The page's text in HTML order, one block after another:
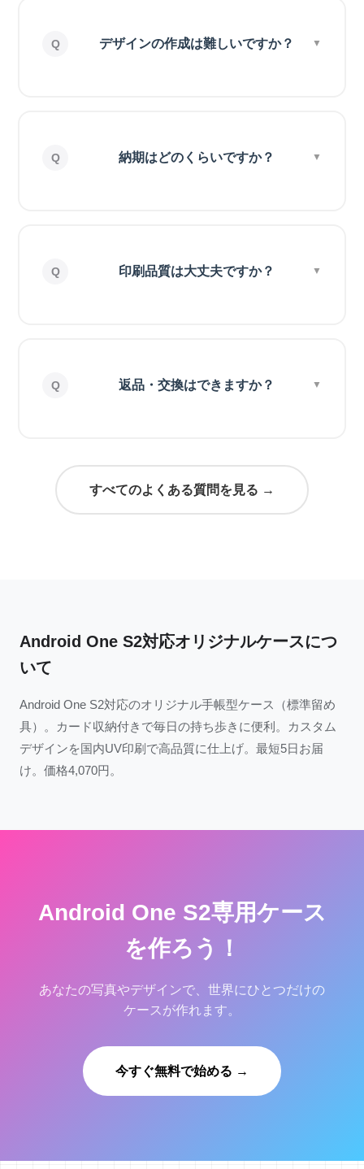
デザインの作成は難しいですか？
納期はどのくらいですか？
印刷品質は大丈夫ですか？
返品・交換はできますか？
すべてのよくある質問を見る →
Android One S2対応オリジナルケースにつ
いて
Android One S2対応のオリジナル手帳型ケース（標準留め
具）。カード収納付きで毎日の持ち歩きに便利。カスタム
デザインを国内UV印刷で高品質に仕上げ。最短5日お届
け。価格4,070円。
Android One S2専用ケース
を作ろう！
あなたの写真やデザインで、世界にひとつだけの
ケースが作れます。
今すぐ無料で始める →